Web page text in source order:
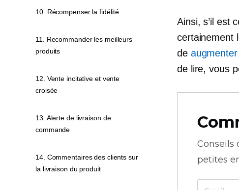
Ainsi, s’il est
certainement
de
de lire, vous
Conseils
petites
10. Récompenser la fidélité
11. Recommander les meilleurs
produits
12. Vente incitative et vente
croisée
13. Alerte de livraison de
commande
14. Commentaires des clients sur
la livraison du produit